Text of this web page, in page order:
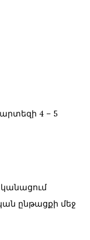
4 – 5
ընթացքի մեջ